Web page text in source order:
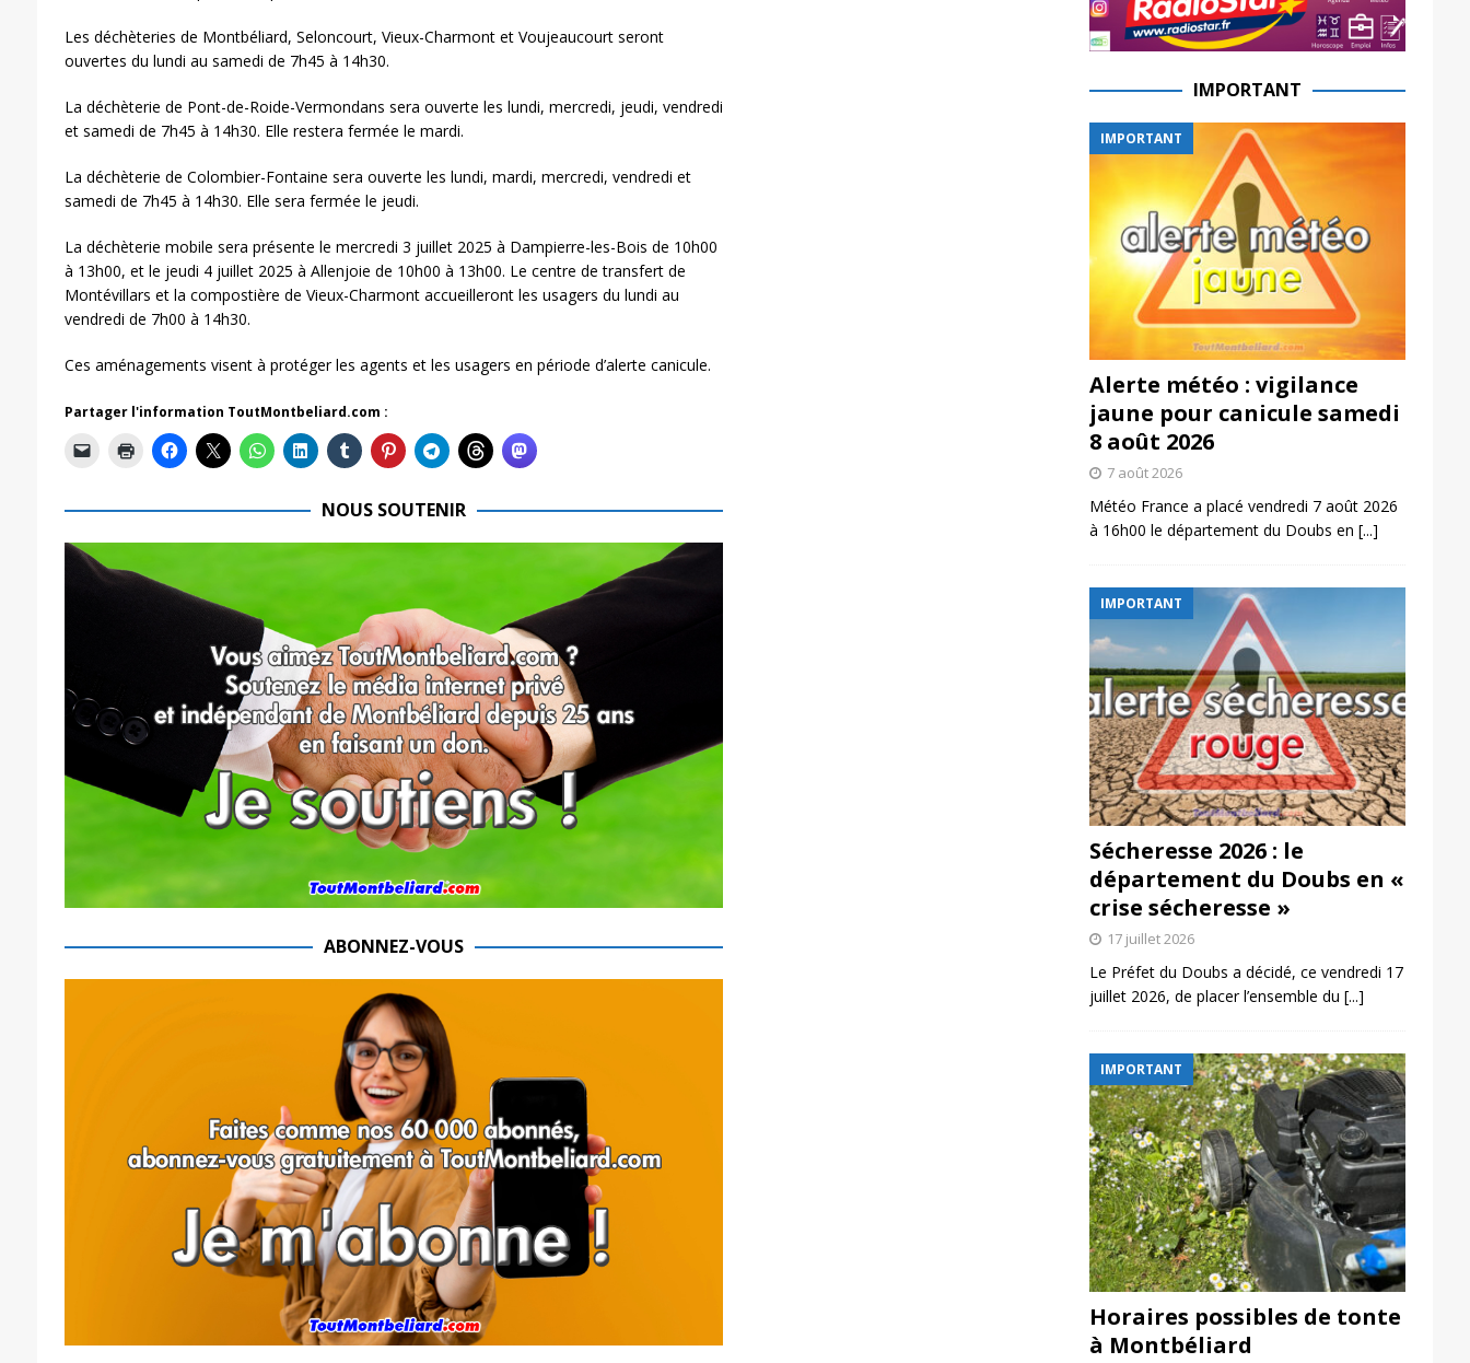
Les déchèteries de Montbéliard, Seloncourt, Vieux-Charmont et Voujeaucourt seront
ouvertes du lundi au samedi de 7h45 à 14h30.
La déchèterie de Pont-de-Roide-Vermondans sera ouverte les lundi, mercredi, jeudi, vendredi
et samedi de 7h45 à 14h30. Elle restera fermée le mardi.
La déchèterie de Colombier-Fontaine sera ouverte les lundi, mardi, mercredi, vendredi et
samedi de 7h45 à 14h30. Elle sera fermée le jeudi.
La déchèterie mobile sera présente le mercredi 3 juillet 2025 à Dampierre-les-Bois de 10h00
à 13h00, et le jeudi 4 juillet 2025 à Allenjoie de 10h00 à 13h00. Le centre de transfert de
Montévillars et la compostière de Vieux-Charmont accueilleront les usagers du lundi au
vendredi de 7h00 à 14h30.
Ces aménagements visent à protéger les agents et les usagers en période d’alerte canicule.
Partager l'information ToutMontbeliard.com :
NOUS SOUTENIR
ABONNEZ-VOUS
IMPORTANT
IMPORTANT
Alerte météo : vigilance
jaune pour canicule samedi
8 août 2026
7 août 2026
Météo France a placé vendredi 7 août 2026
à 16h00 le département du Doubs en [...]
IMPORTANT
Sécheresse 2026 : le
département du Doubs en «
crise sécheresse »
17 juillet 2026
Le Préfet du Doubs a décidé, ce vendredi 17
juillet 2026, de placer l’ensemble du [...]
IMPORTANT
Horaires possibles de tonte
à Montbéliard